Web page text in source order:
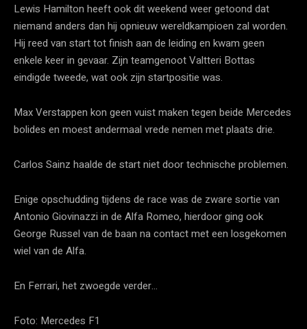
Lewis Hamilton heeft ook dit weekend weer getoond dat
niemand anders dan hij opnieuw wereldkampioen zal worden.
Hij reed van start tot finish aan de leiding en kwam geen
enkele keer in gevaar. Zijn teamgenoot Valtteri Bottas
eindigde tweede, wat ook zijn startpositie was.
Max Verstappen kon geen vuist maken tegen beide Mercedes
bolides en moest andermaal vrede nemen met plaats drie.
Carlos Sainz haalde de start niet door technische problemen.
Enige opschudding tijdens de race was de zware sortie van
Antonio Giovinazzi in de Alfa Romeo, hierdoor ging ook
George Russel van de baan na contact met een losgekomen
wiel van de Alfa.
En Ferrari, het zwoegde verder…
Foto: Mercedes F1